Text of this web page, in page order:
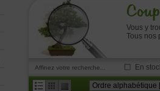
Vous y
Tous nos
Affinez votre recherche... En